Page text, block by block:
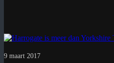
9 maart 2017